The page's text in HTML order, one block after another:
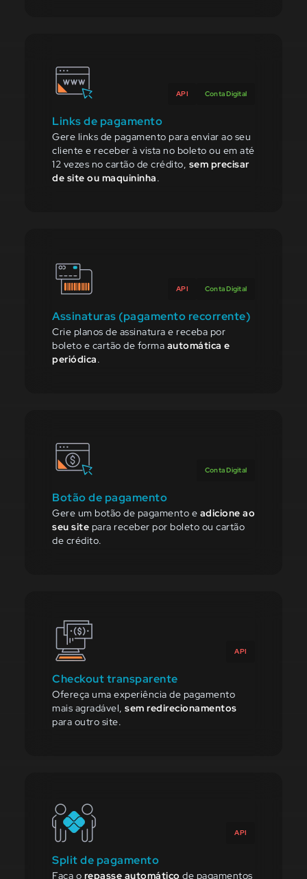
API Conta Digital
Links de pagamento
Gere links de pagamento para enviar ao seu
cliente e receber à vista no boleto ou em até
12 vezes no cartão de crédito, sem precisar
de site ou maquininha.
API Conta Digital
Assinaturas (pagamento recorrente)
Crie planos de assinatura e receba por
boleto e cartão de forma automática e
periódica.
Conta Digital
Botão de pagamento
Gere um botão de pagamento e adicione ao
seu site para receber por boleto ou cartão
de crédito.
API
Checkout transparente
Ofereça uma experiência de pagamento
mais agradável, sem redirecionamentos
para outro site.
API
Split de pagamento
Faça o repasse automático de pagamentos